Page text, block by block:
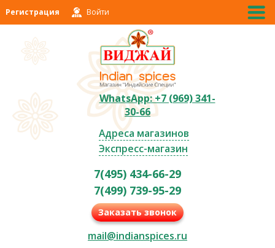
Регистрация Войти
WhatsApp: +7 (969) 341-
30-66
Адреса магазинов
Экспресс-магазин
7(495) 434-66-29
7(499) 739-95-29
Заказать звонок
mail@indianspices.ru